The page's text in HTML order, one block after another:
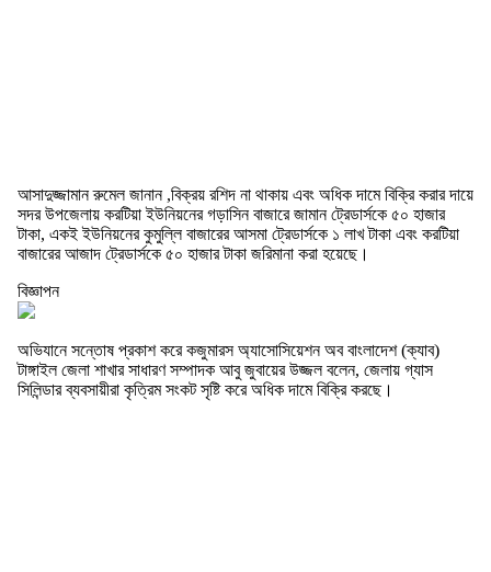
আসাদুজ্জামান রুমেল জানান ,বিক্রয় রশিদ না থাকায় এবং অধিক দামে বিক্রি করার দায়ে
সদর উপজেলায় করটিয়া ইউনিয়নের গড়াসিন বাজারে জামান ট্রেডার্সকে ৫০ হাজার
টাকা, একই ইউনিয়নের কুমুল্লি বাজারের আসমা ট্রেডার্সকে ১ লাখ টাকা এবং করটিয়া
বাজারের আজাদ ট্রেডার্সকে ৫০ হাজার টাকা জরিমানা করা হয়েছে।
বিজ্ঞাপন
অভিযানে সন্তোষ প্রকাশ করে কজুমারস অ্যাসোসিয়েশন অব বাংলাদেশ (ক্যাব)
টাঙ্গাইল জেলা শাখার সাধারণ সম্পাদক আবু জুবায়ের উজ্জল বলেন, জেলায় গ্যাস
সিলিন্ডার ব্যবসায়ীরা কৃত্রিম সংকট সৃষ্টি করে অধিক দামে বিক্রি করছে।